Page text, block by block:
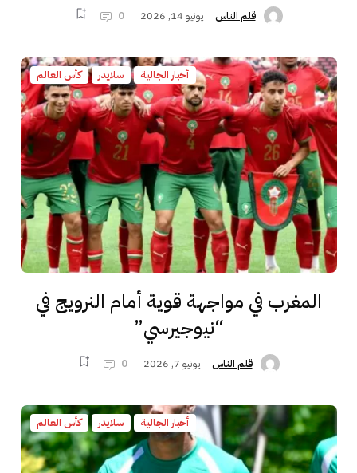
قلم الناس يونيو 14, 2026 0
أخبار الجالية سلايدر كأس العالم
المغرب في مواجهة قوية أمام النرويج في
“نيوجيرسي”
قلم الناس يونيو 7, 2026 0
أخبار الجالية سلايدر كأس العالم